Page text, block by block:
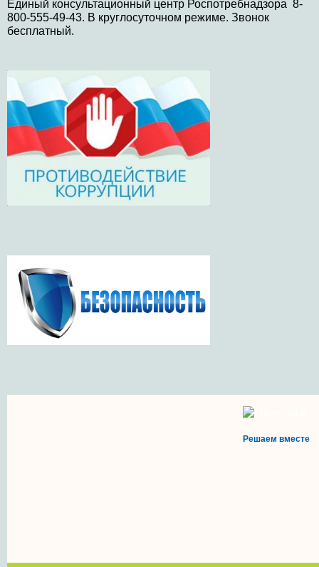
Единый консультационный центр Роспотребнадзора 8-
800-555-49-43. В круглосуточном режиме. Звонок
бесплатный.
Решаем вместе